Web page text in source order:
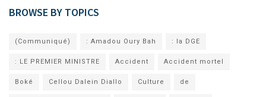
BROWSE BY TOPICS
(Communiqué) : Amadou Oury Bah : la DGE
: LE PREMIER MINISTRE Accident Accident mortel
Boké Cellou Dalein Diallo Culture de